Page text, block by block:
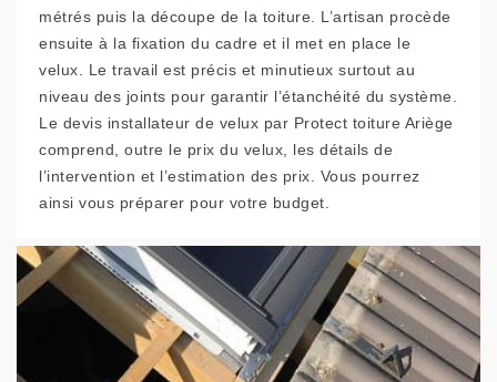
métrés puis la découpe de la toiture. L’artisan procède
ensuite à la fixation du cadre et il met en place le
velux. Le travail est précis et minutieux surtout au
niveau des joints pour garantir l’étanchéité du système.
Le devis installateur de velux par Protect toiture Ariège
comprend, outre le prix du velux, les détails de
l’intervention et l’estimation des prix. Vous pourrez
ainsi vous préparer pour votre budget.